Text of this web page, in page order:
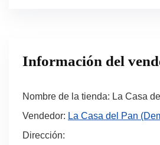
Información del
Nombre de la tienda: La Casa
Vendedor: La Casa del Pan
Dirección: